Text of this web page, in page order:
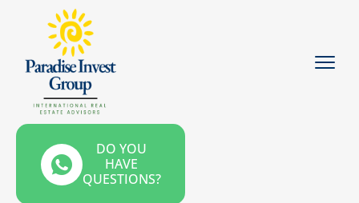
DO YOU
HAVE
QUESTIONS?